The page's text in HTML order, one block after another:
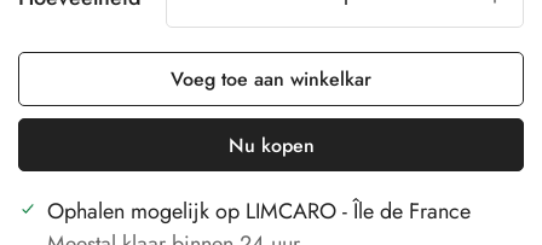
Voeg toe aan winkelkar
Nu kopen
Ophalen mogelijk op LIMCARO - Île de France